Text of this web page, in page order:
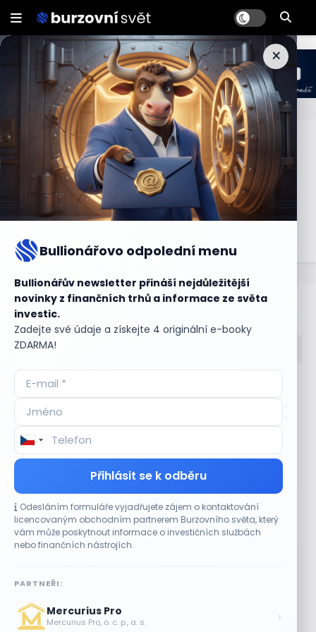
×
Bullionářovo odpolední menu
Bullionářův newsletter přináší nejdůležitější
novinky z finančních trhů a informace ze světa
investic.
Zadejte své údaje a získejte 4 originální e-booky
ZDARMA!
Přihlásit se k odběru
Odesláním formuláře vyjadřujete zájem o kontaktování
licencovaným obchodním partnerem Burzovního světa, který
vám může poskytnout informace o investičních službách
nebo finančních nástrojích.
PARTNEŘI:
Mercurius Pro
Mercurius Pro, o. c. p., a. s. ›
Long Term
Long Term (dlouhodobý) se vztahuje na investiční
horizont nebo plánování na dlouhé období, obvykle delší
než jeden rok. Dlouhodobý přístup k investicím se
zaměřuje na dosahování finančních cílů dlouhodobější
povahy.
Bullionářův slovníček
Accumulate
ADR (Americké
depozitní certifikáty)
Advokátní úschova
Akcie
Akcie kmenová
Akcie na doručitele
Akcie prioritní
Akciové riziko (Risk On
Shares)
Akciové trhy
Alikvotní úrokový výnos
(AUV)
Alokace
Komunální dluhopisy
Konvertibilní obligace
Kotace
Kotovaná měna
Krátká pozice
Krátká pozice (short
selling)
Krátký klient